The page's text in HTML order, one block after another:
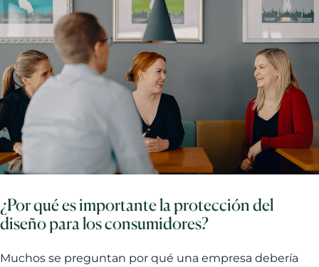
¿Por qué es importante la protección del
diseño para los consumidores?
Muchos se preguntan por qué una empresa debería